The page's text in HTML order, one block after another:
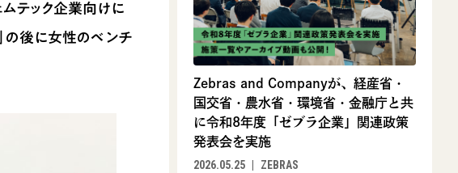
テック企業向けに
の後に女性のベンチ
Zebras and Companyが、経産省・
国交省・農水省・環境省・金融庁と共
に令和8年度「ゼブラ企業」関連政策
発表会を実施
2026.05.25
ZEBRAS